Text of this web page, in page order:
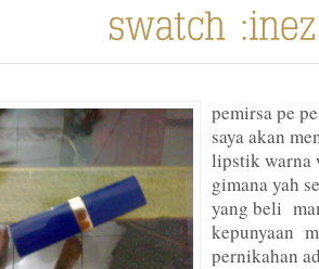
pemirsa pe
saya akan
lipstik warna
gimana yah
yang beli
kepunyaan
pernikahan